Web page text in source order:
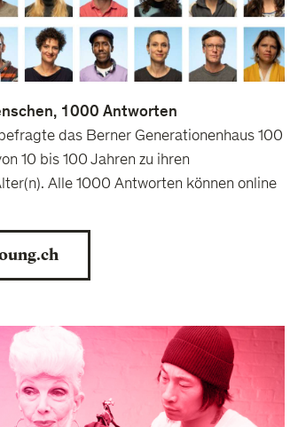
1000 Antworten
das Berner Generationenhaus 100
10 bis 100 Jahren zu ihren
Alle 1000 Antworten können online